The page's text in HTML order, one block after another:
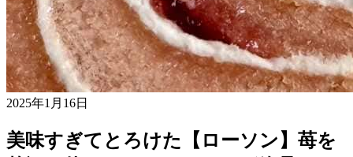
2025年1月16日
美味すぎてとろけた【ローソン】苺を